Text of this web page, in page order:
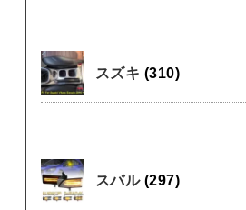
スズキ (310)
スバル (297)